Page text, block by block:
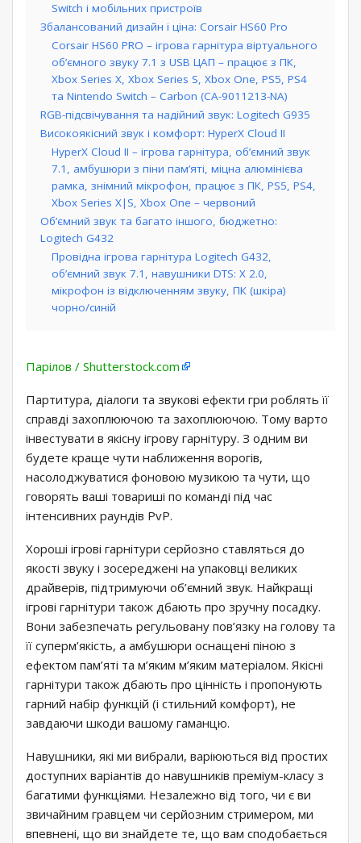
Switch і мобільних пристроїв
Збалансований дизайн і ціна: Corsair HS60 Pro
Corsair HS60 PRO – ігрова гарнітура віртуального
об’ємного звуку 7.1 з USB ЦАП – працює з ПК,
Xbox Series X, Xbox Series S, Xbox One, PS5, PS4
та Nintendo Switch – Carbon (CA-9011213-NA)
RGB-підсвічування та надійний звук: Logitech G935
Високоякісний звук і комфорт: HyperX Cloud II
HyperX Cloud II – ігрова гарнітура, об’ємний звук
7.1, амбушюри з піни пам’яті, міцна алюмінієва
рамка, знімний мікрофон, працює з ПК, PS5, PS4,
Xbox Series X|S, Xbox One – червоний
Об’ємний звук та багато іншого, бюджетно:
Logitech G432
Провідна ігрова гарнітура Logitech G432,
об’ємний звук 7.1, навушники DTS: X 2.0,
мікрофон із відключенням звуку, ПК (шкіра)
чорно/синій
Парілов / Shutterstock.com
Партитура, діалоги та звукові ефекти гри роблять її
справді захоплюючою та захоплюючою. Тому варто
інвестувати в якісну ігрову гарнітуру. З одним ви
будете краще чути наближення ворогів,
насолоджуватися фоновою музикою та чути, що
говорять ваші товариші по команді під час
інтенсивних раундів PvP.
Хороші ігрові гарнітури серйозно ставляться до
якості звуку і зосереджені на упаковці великих
драйверів, підтримуючи об’ємний звук. Найкращі
ігрові гарнітури також дбають про зручну посадку.
Вони забезпечать регульовану пов’язку на голову та
її суперм’якість, а амбушюри оснащені піною з
ефектом пам’яті та м’яким м’яким матеріалом. Якісні
гарнітури також дбають про цінність і пропонують
гарний набір функцій (і стильний комфорт), не
завдаючи шкоди вашому гаманцю.
Навушники, які ми вибрали, варіюються від простих
доступних варіантів до навушників преміум-класу з
багатими функціями. Незалежно від того, чи є ви
звичайним гравцем чи серйозним стримером, ми
впевнені, що ви знайдете те, що вам сподобається